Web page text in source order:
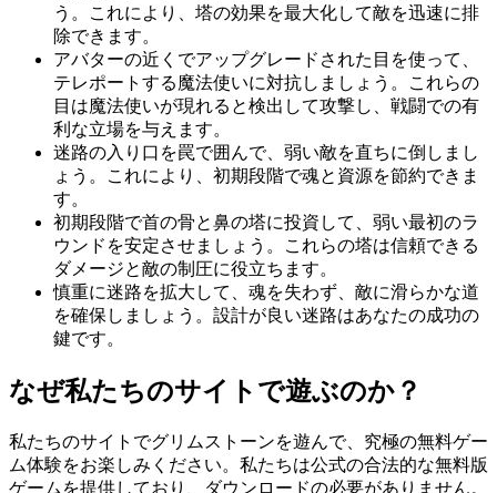
う。これにより、塔の効果を最大化して敵を迅速に排
除できます。
アバターの近くでアップグレードされた目を使って、
テレポートする魔法使いに対抗しましょう。これらの
目は魔法使いが現れると検出して攻撃し、戦闘での有
利な立場を与えます。
迷路の入り口を罠で囲んで、弱い敵を直ちに倒しまし
ょう。これにより、初期段階で魂と資源を節約できま
す。
初期段階で首の骨と鼻の塔に投資して、弱い最初のラ
ウンドを安定させましょう。これらの塔は信頼できる
ダメージと敵の制圧に役立ちます。
慎重に迷路を拡大して、魂を失わず、敵に滑らかな道
を確保しましょう。設計が良い迷路はあなたの成功の
鍵です。
なぜ私たちのサイトで遊ぶのか？
私たちのサイトでグリムストーンを遊んで、究極の無料ゲー
ム体験をお楽しみください。私たちは公式の合法的な無料版
ゲームを提供しており、ダウンロードの必要がありません。